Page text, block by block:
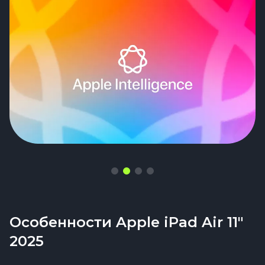
Видеосвязь выходит живой, будто это не
планшет, а небольшой оператор с камерой
Особенности Apple iPad Air 11"
2025